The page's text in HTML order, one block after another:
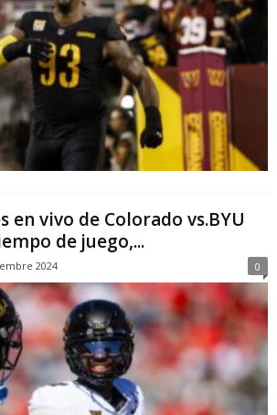
en vivo de Colorado vs.BYU
de juego,...
2024 0